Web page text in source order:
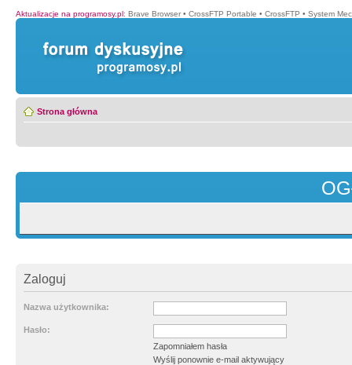
Aktualizacje na programosy.pl: Brave Browser • CrossFTP Portable • CrossFTP • System
Strona główna
Zaloguj
Nazwa użytkownika:
Hasło:
Zapomniałem hasła
Wyślij ponownie e-mail aktywujący